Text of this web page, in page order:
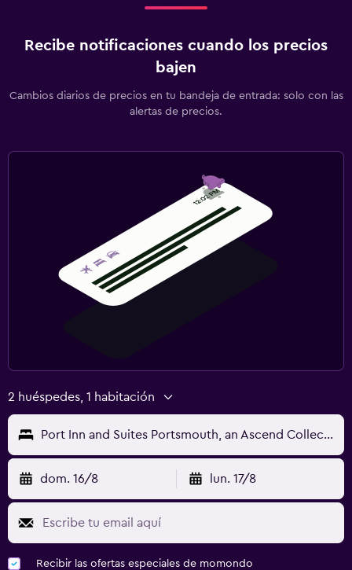
Recibe notificaciones cuando los precios
bajen
Cambios diarios de precios en tu bandeja de entrada: solo con las
alertas de precios.
2 huéspedes, 1 habitación
Port Inn and Suites Portsmouth, an Ascend Collection Hotel
dom. 16/8 lun. 17/8
Recibir las ofertas especiales de momondo